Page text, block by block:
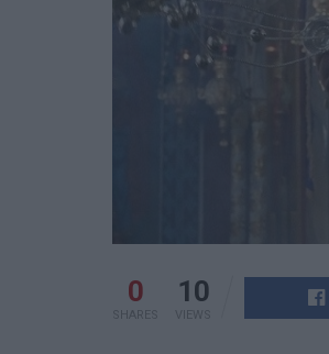
0
SHARES
10
VIEWS